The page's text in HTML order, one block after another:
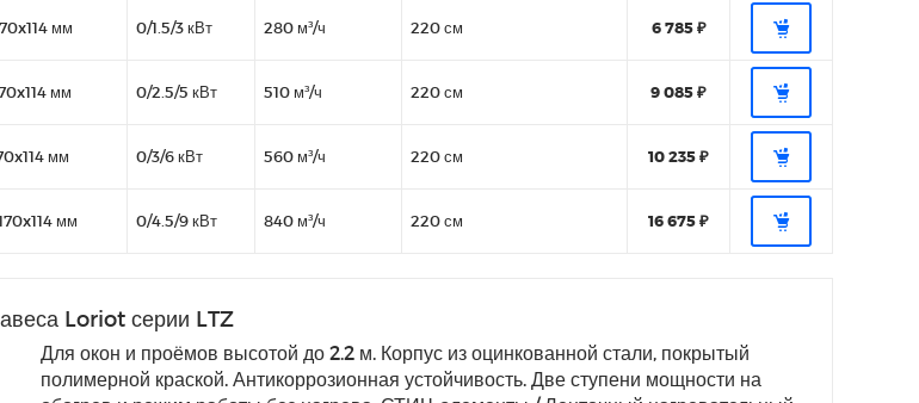
мм 0/1.5/3 кВт 280 м³/ч 220 см 6 785 ₽
мм 0/2.5/5 кВт 510 м³/ч 220 см 9 085 ₽
мм 0/3/6 кВт 560 м³/ч 220 см 10 235 ₽
мм 0/4.5/9 кВт 840 м³/ч 220 см 16 675 ₽
Loriot серии LTZ
Для окон и проёмов высотой до 2.2 м. Корпус из оцинкованной стали, покрытый
полимерной краской. Антикоррозионная устойчивость. Две ступени мощности на